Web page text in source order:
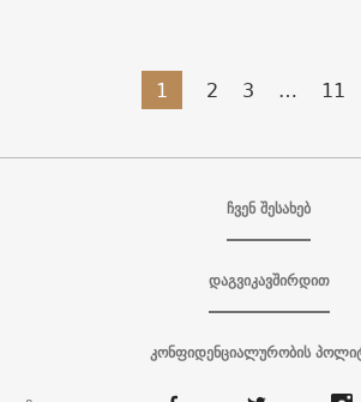
1 2 3 … 11
ჩვენ შესახებ
დაგვიკავშირდით
კონფიდენციალურობის